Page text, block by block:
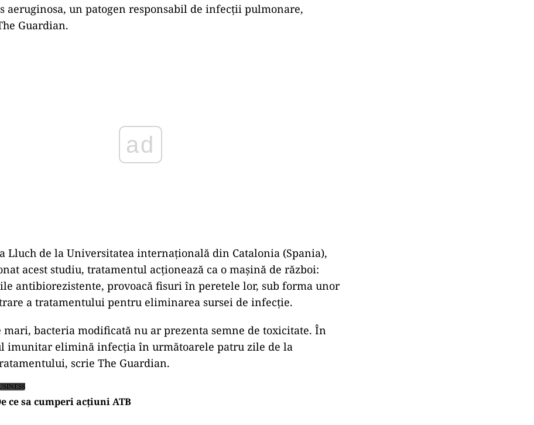
aeruginosa, un patogen responsabil de infecții pulmonare,
Guardian.
Lluch de la Universitatea internațională din Catalonia (Spania),
acest studiu, tratamentul acționează ca o mașină de război:
antibiorezistente, provoacă fisuri în peretele lor, sub forma unor
a tratamentului pentru eliminarea sursei de infecție.
mari, bacteria modificată nu ar prezenta semne de toxicitate. În
imunitar elimină infecția în următoarele patru zile de la
scrie The Guardian.
ce sa cumperi acțiuni ATB